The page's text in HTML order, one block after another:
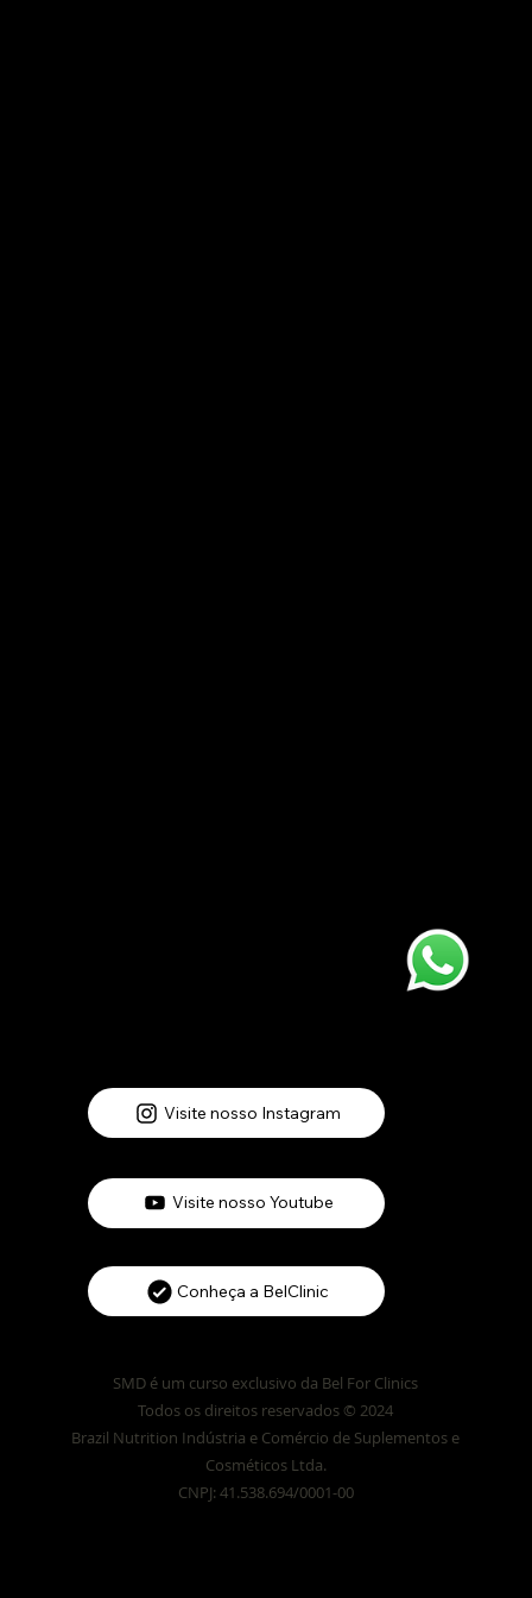
Visite nosso Instagram
Visite nosso Youtube
Conheça a BelClinic
SMD é um curso exclusivo da Bel For Clinics
Todos os direitos reservados © 2024
Brazil Nutrition Indústria e Comércio de Suplementos e
Cosméticos Ltda.
CNPJ: 41.538.694/0001-00